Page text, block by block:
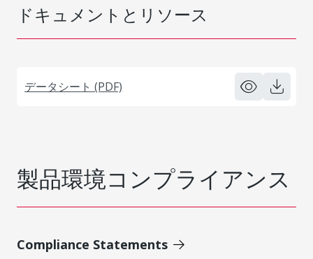
ドキュメントとリソース
データシート (PDF)
製品環境コンプライアンス
Compliance Statements